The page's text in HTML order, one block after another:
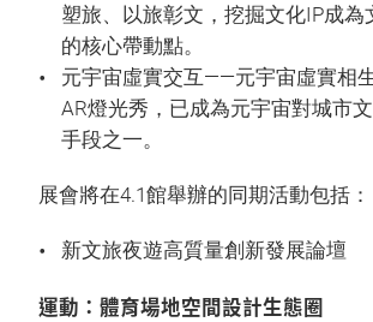
塑旅、以旅彰文，挖掘文化IP成為
的核心帶動點。
元宇宙虛實交互——元宇宙虛實相
AR燈光秀，已成為元宇宙對城市
手段之一。
展會將在4.1館舉辦的同期活動包括：
新文旅夜遊高質量創新發展論壇
運動：體育場地空間設計生態圈